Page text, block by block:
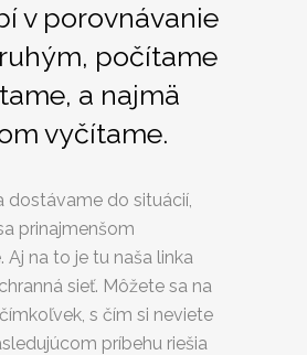
v porovnávanie
počítame
a najmä
vyčítame.
dostávame do situácií,
prinajmenšom
Aj na to je tu naša linka
sieť. Môžete sa na
s čím si neviete
príbehu riešia